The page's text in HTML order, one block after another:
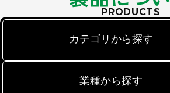
PRODUCTS
カテゴリから探す
業種から探す